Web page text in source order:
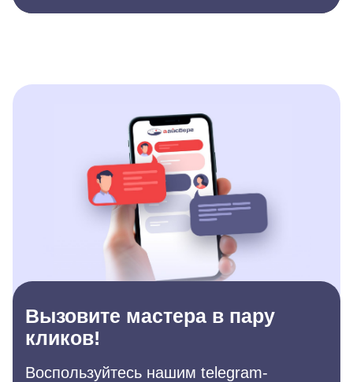
Вызовите мастера в пару
кликов!
Воспользуйтесь нашим telegram-